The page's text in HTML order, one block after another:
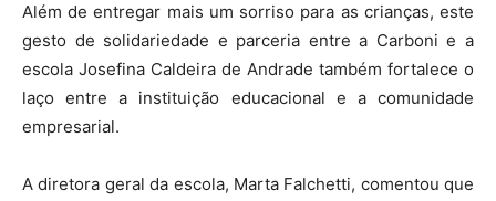
Além de entregar mais um sorriso para as crianças, este
gesto de solidariedade e parceria entre a Carboni e a
escola Josefina Caldeira de Andrade também fortalece o
laço entre a instituição educacional e a comunidade
empresarial.
A diretora geral da escola, Marta Falchetti, comentou que